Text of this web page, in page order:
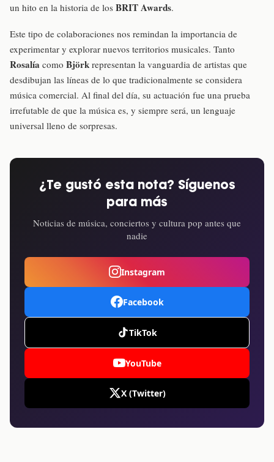
un hito en la historia de los BRIT Awards.
Este tipo de colaboraciones nos remindan la importancia de
experimentar y explorar nuevos territorios musicales. Tanto
Rosalía como Björk representan la vanguardia de artistas que
desdibujan las líneas de lo que tradicionalmente se considera
música comercial. Al final del día, su actuación fue una prueba
irrefutable de que la música es, y siempre será, un lenguaje
universal lleno de sorpresas.
¿Te gustó esta nota? Síguenos
para más
Noticias de música, conciertos y cultura pop antes que
nadie
Instagram
Facebook
TikTok
YouTube
X (Twitter)